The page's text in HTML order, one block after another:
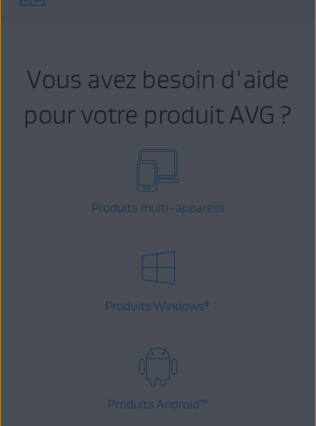
Vous avez besoin d'aide
pour votre produit AVG ?
Produits multi-appareils
Produits Windows®
Produits Android™